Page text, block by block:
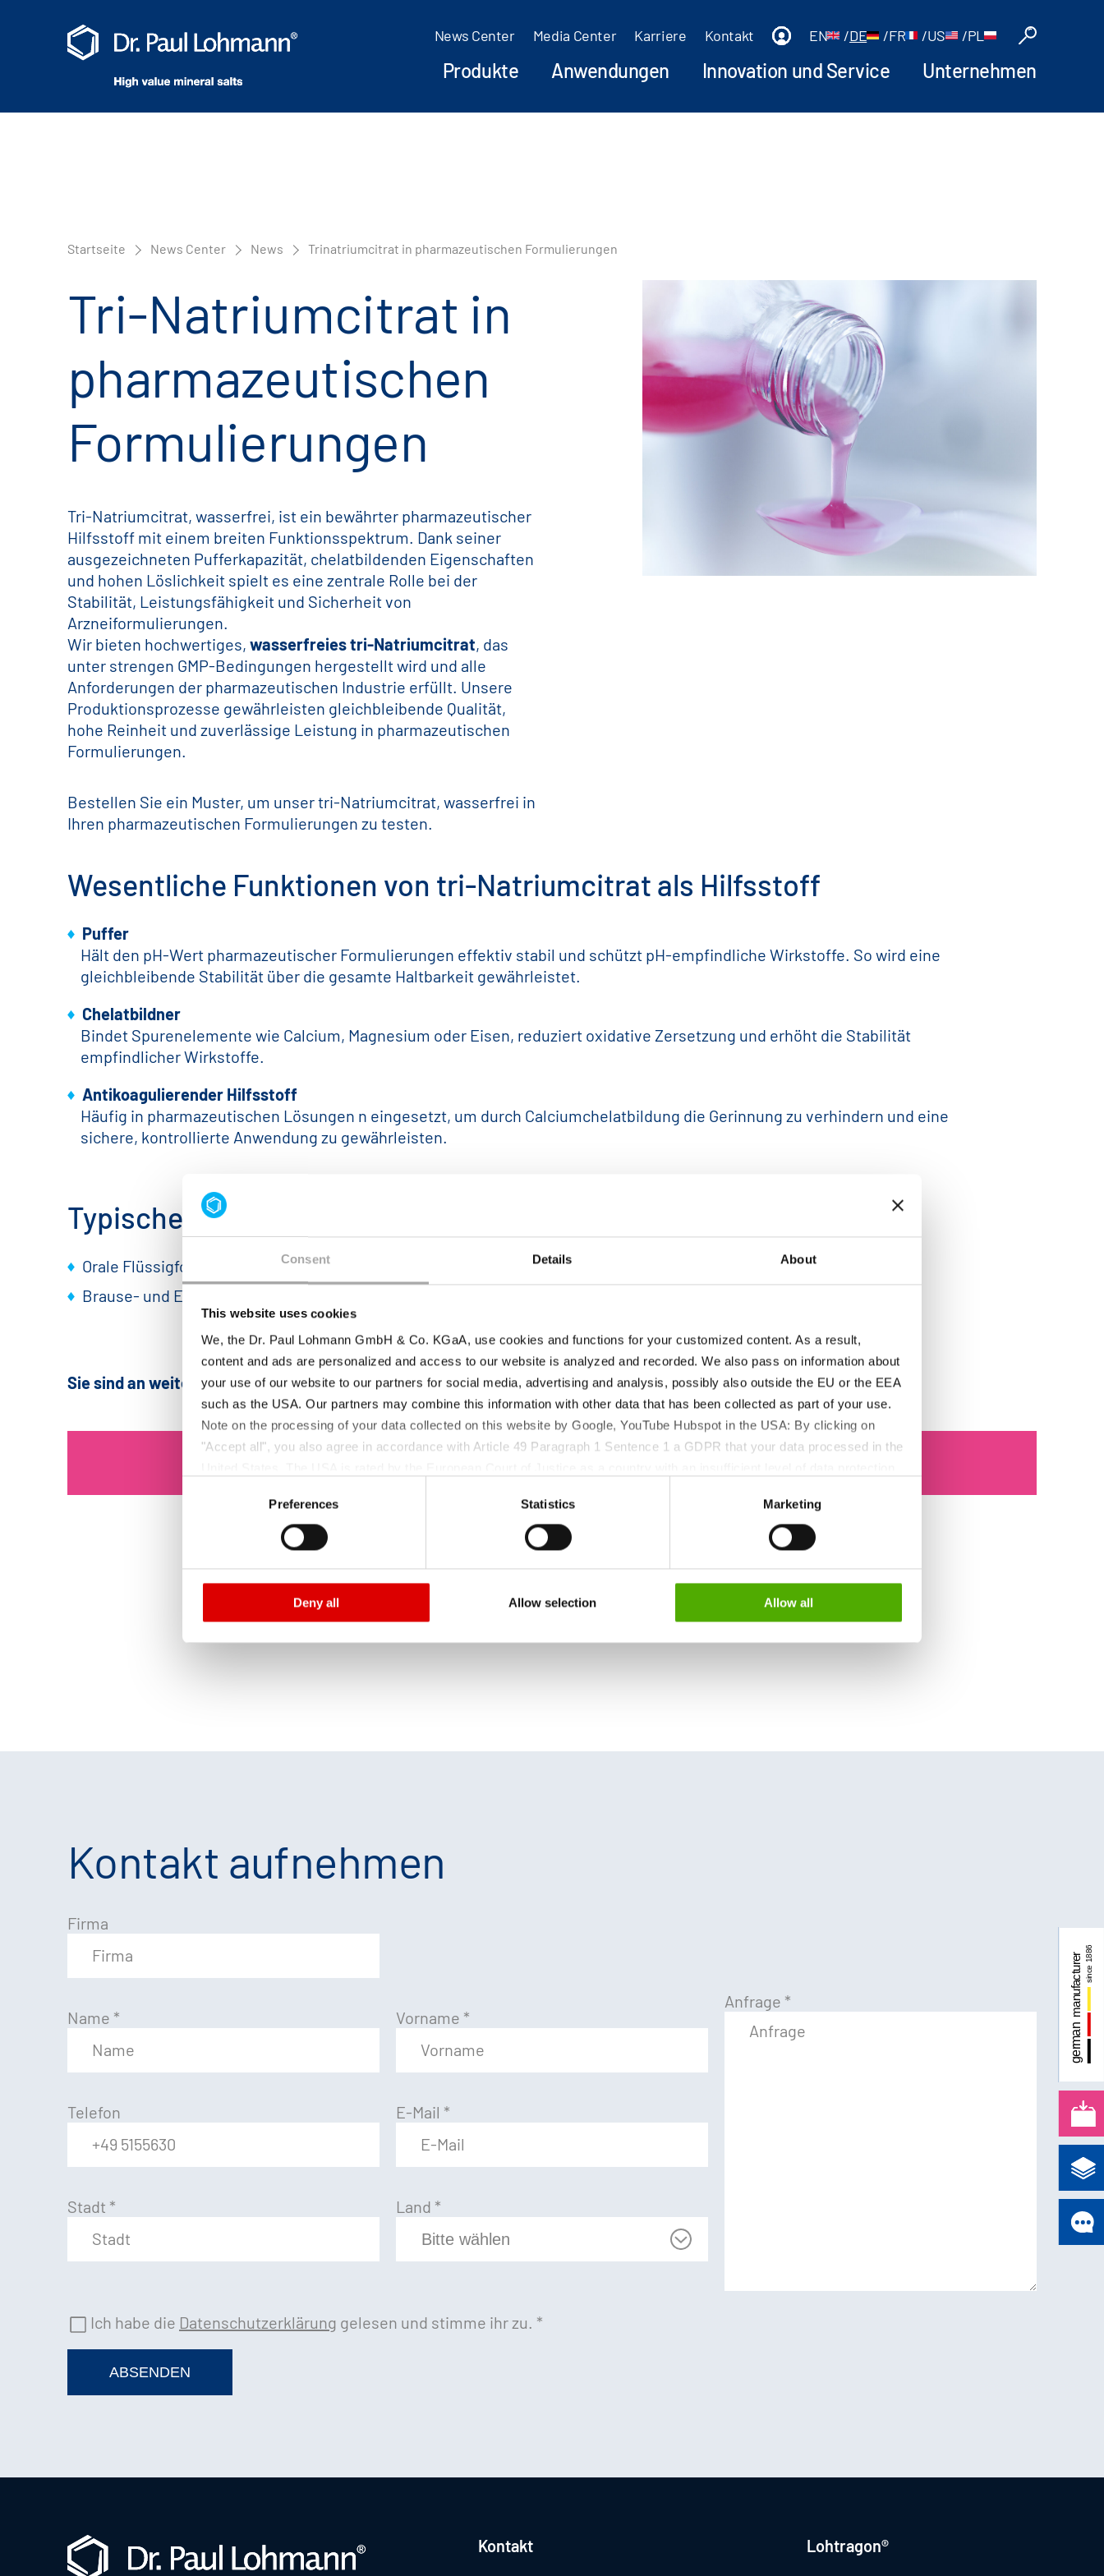
Consent Details About
This website uses cookies
We, the Dr. Paul Lohmann GmbH & Co. KGaA, use cookies and functions for your customized content. As a result,
content and ads are personalized and access to our website is analyzed and recorded. We also pass on information about
your use of our website to our partners for social media, advertising and analysis, possibly also outside the EU or the EEA
such as the USA. Our partners may combine this information with other data that has been collected as part of your use.
Note on the processing of your data collected on this website by Google, YouTube Hubspot in the USA: By clicking on
"Accept all", you also agree in accordance with Article 49 Paragraph 1 Sentence 1 a GDPR that your data processed in the
monitoring purposes, possibly without the possibility of legal remedies. You can find more information about the cookies
and functions we use in the data protection declaration and the detailed information/consent.
Privacy
Preferences Statistics Marketing
Deny all Allow selection Allow all
News Center Media Center Karriere Kontakt EN /DE /FR /US /PL
Produkte Anwendungen Innovation und Service Unternehmen
Startseite News Center News Trinatriumcitrat in pharmazeutischen Formulierungen
Tri-Natriumcitrat in
pharmazeutischen
Formulierungen
Tri-Natriumcitrat, wasserfrei, ist ein bewährter pharmazeutischer
Hilfsstoff mit einem breiten Funktionsspektrum. Dank seiner
ausgezeichneten Pufferkapazität, chelatbildenden Eigenschaften
und hohen Löslichkeit spielt es eine zentrale Rolle bei der
Stabilität, Leistungsfähigkeit und Sicherheit von
Arzneiformulierungen.
Wir bieten hochwertiges, wasserfreies tri-Natriumcitrat, das
unter strengen GMP-Bedingungen hergestellt wird und alle
Anforderungen der pharmazeutischen Industrie erfüllt. Unsere
Produktionsprozesse gewährleisten gleichbleibende Qualität,
hohe Reinheit und zuverlässige Leistung in pharmazeutischen
Formulierungen.
Bestellen Sie ein Muster, um unser tri-Natriumcitrat, wasserfrei in
Ihren pharmazeutischen Formulierungen zu testen.
Wesentliche Funktionen von tri-Natriumcitrat als Hilfsstoff
Puffer
Hält den pH-Wert pharmazeutischer Formulierungen effektiv stabil und schützt pH-empfindliche Wirkstoffe. So wird eine
gleichbleibende Stabilität über die gesamte Haltbarkeit gewährleistet.
Chelatbildner
Bindet Spurenelemente wie Calcium, Magnesium oder Eisen, reduziert oxidative Zersetzung und erhöht die Stabilität
empfindlicher Wirkstoffe.
Antikoagulierender Hilfsstoff
Häufig in pharmazeutischen Lösungen n eingesetzt, um durch Calciumchelatbildung die Gerinnung zu verhindern und eine
sichere, kontrollierte Anwendung zu gewährleisten.
Typische pharmazeutische Anwendungen
Orale Flüssigformulierungen wie Lösungen und Sirupe
Brause- und Efferveszenzformulierungen
Sie sind an weiteren Informationen interessiert?
KONTAKTIEREN SIE UNS, UM MEHR ÜBER UNSER HOCHWERTIGES TRI-NATRIUMCITRAT FÜR PHARMAZEUTISCHE
HILFSSTOFFANWENDUNGEN ZU ERFAHREN.
ZURÜCK ZU NEWS CENTER
Kontakt aufnehmen
Firma
Name * Vorname *
Telefon E-Mail *
Stadt * Land *
Anfrage *
Ich habe die Datenschutzerklärung gelesen und stimme ihr zu. *
ABSENDEN
Kontakt Lohtragon®